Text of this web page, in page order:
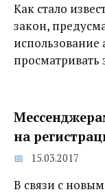
Как стало
закон,
на
15.03.2017
В связи с